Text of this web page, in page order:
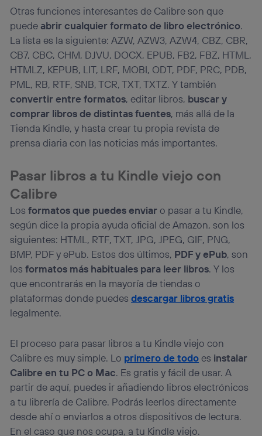
Otras funciones interesantes de Calibre son que
puede abrir cualquier formato de libro electrónico.
La lista es la siguiente: AZW, AZW3, AZW4, CBZ, CBR,
CB7, CBC, CHM, DJVU, DOCX, EPUB, FB2, FBZ, HTML,
HTMLZ, KEPUB, LIT, LRF, MOBI, ODT, PDF, PRC, PDB,
PML, RB, RTF, SNB, TCR, TXT, TXTZ. Y también
convertir entre formatos, editar libros, buscar y
comprar libros de distintas fuentes, más allá de la
Tienda Kindle, y hasta crear tu propia revista de
prensa diaria con las noticias más importantes.
Pasar libros a tu Kindle viejo con
Calibre
Losformatos que puedes enviaro pasar a tu Kindle,
según dice la propia ayuda oficial de Amazon, son los
siguientes: HTML, RTF, TXT, JPG, JPEG, GIF, PNG,
BMP, PDF y ePub. Estos dos últimos, PDF y ePub, son
losformatos más habituales para leer libros. Y los
que encontrarás en la mayoría de tiendas o
plataformas donde puedesdescargar libros gratis
legalmente.
El proceso para pasar libros a tu Kindle viejo con
Calibre es muy simple. Lo primero de todoes instalar
Calibre en tu PC o Mac. Es gratis y fácil de usar. A
partir de aquí, puedes ir añadiendo libros electrónicos
a tu librería de Calibre. Podrás leerlos directamente
desde ahí o enviarlos a otros dispositivos de lectura.
En el caso que nos ocupa, a tu Kindle viejo.